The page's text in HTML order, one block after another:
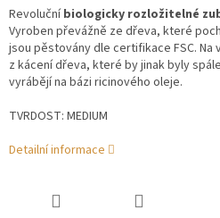
Revolučníbiologicky rozložitelné
Vyroben převážně ze dřeva, které
jsou pěstovány dle certifikace FSC.
z kácení dřeva, které by jinak byly
vyrábějí na bázi ricinového oleje.
TVRDOST: MEDIUM
Detailní informace